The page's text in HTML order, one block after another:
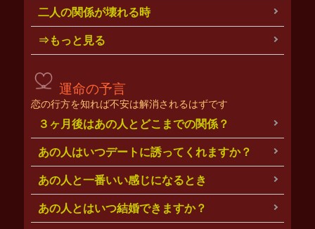
二人の関係が壊れる時
⇒もっと見る
運命の予言
恋の行方を知れば不安は解消されるはずです
３ヶ月後はあの人とどこまでの関係？
あの人はいつデートに誘ってくれますか？
あの人と一番いい感じになるとき
あの人とはいつ結婚できますか？